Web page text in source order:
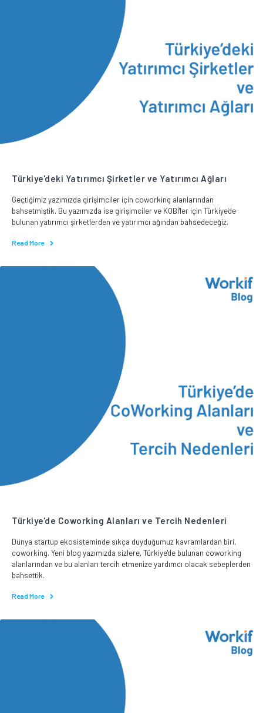
Türkiye'deki Yatırımcı Şirketler ve Yatırımcı Ağları
Geçtiğimiz yazımızda girişimciler için coworking alanlarından
bahsetmiştik. Bu yazımızda ise girişimciler ve KOBİ'ler için Türkiye'de
bulunan yatırımcı şirketlerden ve yatırımcı ağından bahsedeceğiz.
Read More
Türkiye'de Coworking Alanları ve Tercih Nedenleri
Dünya startup ekosisteminde sıkça duyduğumuz kavramlardan biri,
coworking. Yeni blog yazımızda sizlere, Türkiye'de bulunan coworking
alanlarından ve bu alanları tercih etmenize yardımcı olacak sebeplerden
bahsettik.
Read More